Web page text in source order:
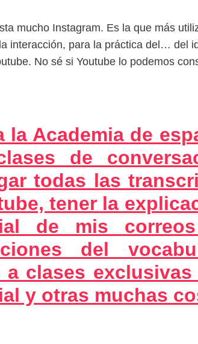
mucho Instagram. Es la que más
interacción, para la práctica del… del
No sé si Youtube lo podemos
la Academia de
de
todas las
tener la
de mis
del
a clases
y otras muchas